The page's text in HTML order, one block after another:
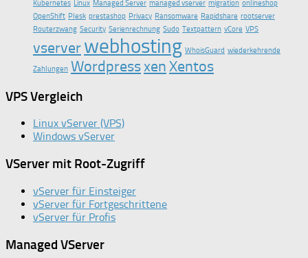
Kubernetes Linux Managed Server managed vserver migration onlineshop
OpenShift Plesk prestashop Privacy Ransomware Rapidshare rootserver
Routerzwang Security Serienrechnung Sudo Textpattern vCore VPS
vserverwebhosting WhoisGuard wiederkehrende
Zahlungen WordpressxenXentos
VPS Vergleich
Linux vServer (VPS)
Windows vServer
VServer mit Root-Zugriff
vServer für Einsteiger
vServer für Fortgeschrittene
vServer für Profis
Managed VServer